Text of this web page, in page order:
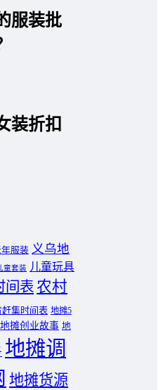
服装批
装折扣
年服装 义乌地
童套装 儿童玩具
间表 农村
赶集时间表 地摊5
地摊创业故事 地
地摊调
地摊货源